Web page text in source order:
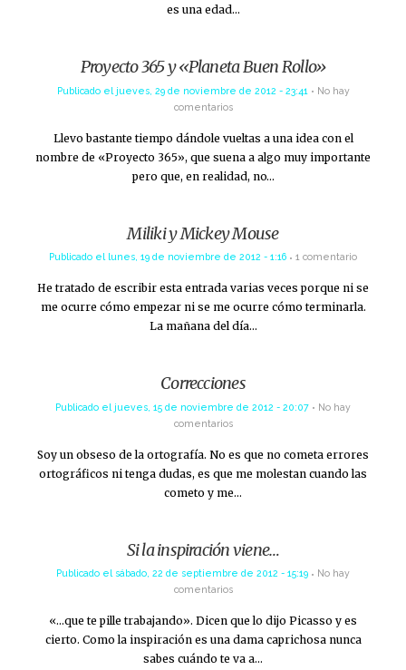
es una edad…
Proyecto 365 y «Planeta Buen Rollo»
Publicado el jueves, 29 de noviembre de 2012 - 23:41
No hay
comentarios
Llevo bastante tiempo dándole vueltas a una idea con el
nombre de «Proyecto 365», que suena a algo muy importante
pero que, en realidad, no…
Miliki y Mickey Mouse
Publicado el lunes, 19 de noviembre de 2012 - 1:16 1 comentario
He tratado de escribir esta entrada varias veces porque ni se
me ocurre cómo empezar ni se me ocurre cómo terminarla.
La mañana del día…
Correcciones
Publicado el jueves, 15 de noviembre de 2012 - 20:07
No hay
comentarios
Soy un obseso de la ortografía. No es que no cometa errores
ortográficos ni tenga dudas, es que me molestan cuando las
cometo y me…
Si la inspiración viene…
Publicado el sábado, 22 de septiembre de 2012 - 15:19
No hay
comentarios
«…que te pille trabajando». Dicen que lo dijo Picasso y es
cierto. Como la inspiración es una dama caprichosa nunca
sabes cuándo te va a…